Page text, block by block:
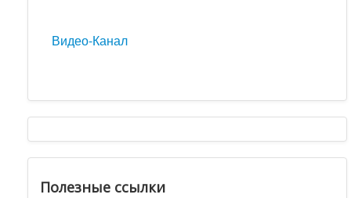
Видео-Канал
Полезные ссылки